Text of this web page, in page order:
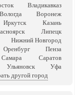
Владикавказ
Вологда
Воронеж
Иркутск
Казань
Липецк
Нижний Новгород
Оренбург
Пенза
Самара
Саратов
Ульяновск
Уфа
другой город